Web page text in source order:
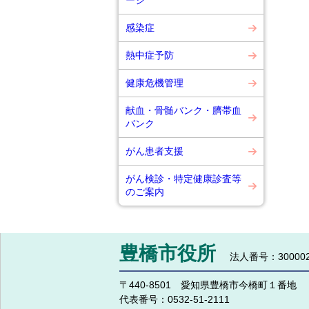
感染症
熱中症予防
健康危機管理
献血・骨髄バンク・臍帯血
バンク
がん患者支援
がん検診・特定健康診査等
のご案内
豊橋市役所 法人番号：
〒440-8501 愛知県豊橋市今橋町１番地
代表番号： 0532-51-2111